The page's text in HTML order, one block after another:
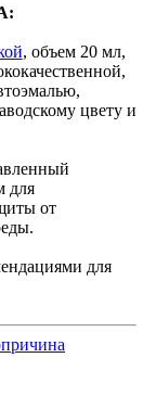
, объем 20 мл,
цвету и
для
от
для